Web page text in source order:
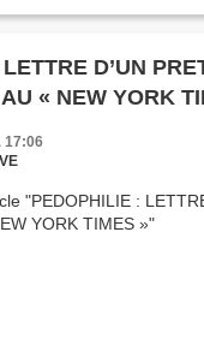
D’UN
« NEW YORK
17:06